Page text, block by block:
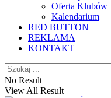
Oferta Klubów
Kalendarium
RED BUTTON
REKLAMA
KONTAKT
No Result
View All Result